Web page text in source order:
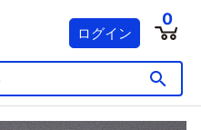
ログイン
0